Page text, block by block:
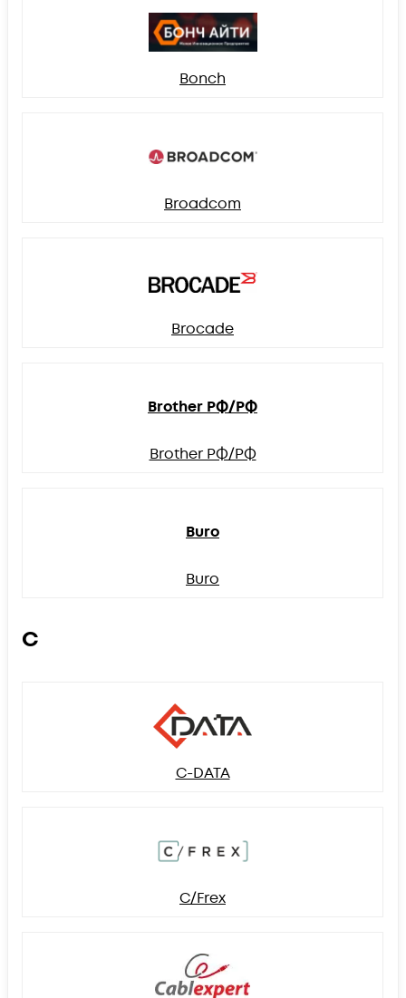
Bonch
Broadcom
Brocade
Brother РФ/РФ
Brother РФ/РФ
Buro
Buro
C
C-DATA
C/Frex